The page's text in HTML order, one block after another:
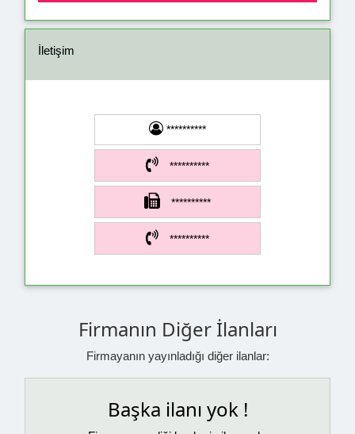
İletişim
**********
**********
**********
**********
Firmanın Diğer İlanları
Firmayanın yayınladığı diğer ilanlar:
Başka ilanı yok !